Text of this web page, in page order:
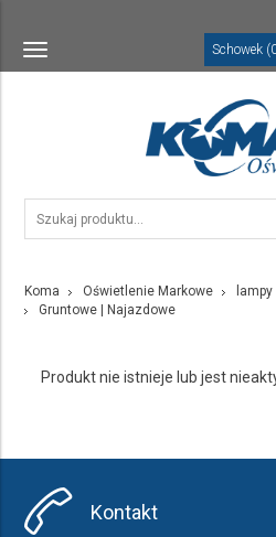
Toggle
navigation
Schowek
Koma Oświetlenie Markowe
Gruntowe | Najazdowe
Produkt nie istnieje lub jest
Kontakt